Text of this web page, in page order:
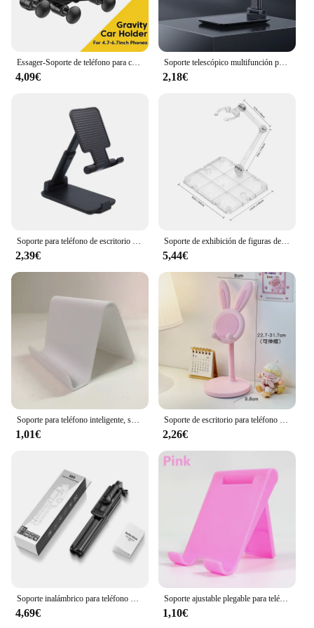
Essager-Soporte de teléfono para coche, accesorio de seis puntos de gravedad, Clip de ventilación de aire, montaje GPS, para iPhone 14, Samsung, Xiaomi
4,09€
Soporte telescópico multifunción para teléfono móvil, soporte de escritorio para mesita de noche, plegable y de elevación
2,18€
2,39€
Soporte de exhibición de figuras de acción, Base de montaje de 3/5/10/20 piezas, modelo de muñeca Compatible con HG RG SD SHF Gundam 1/144, juguete
5,44€
1,01€ 2,26€
4,69€
Soporte ajustable plegable para teléfono, soporte de escritorio para Xiaomi, Iphone 12, 13 Pro Max, soporte para tableta
1,10€